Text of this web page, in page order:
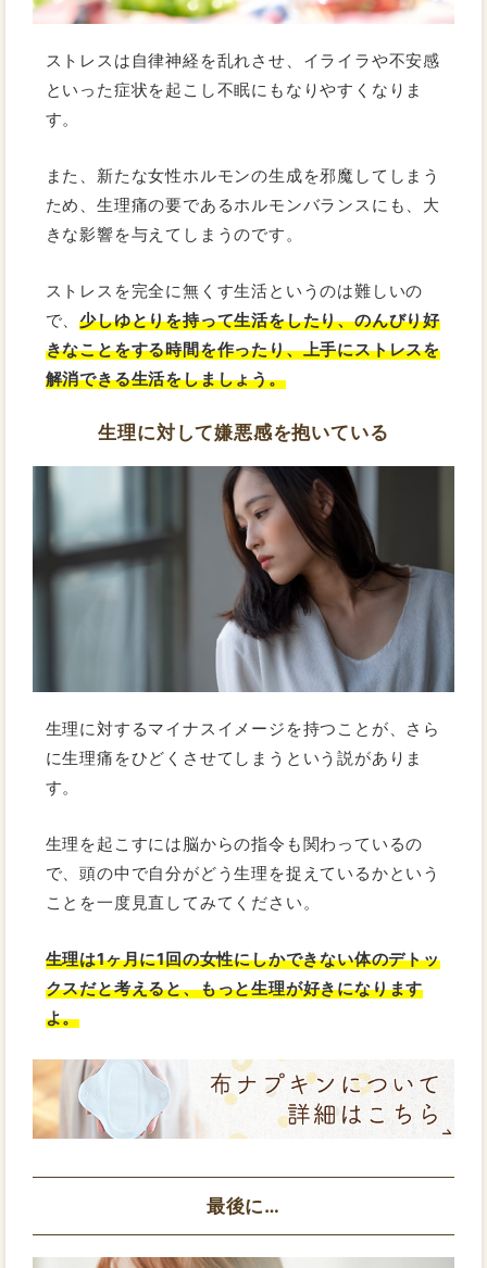
ストレスは自律神経を乱れさせ、イライラや不安感
といった症状を起こし不眠にもなりやすくなりま
す。
また、新たな女性ホルモンの生成を邪魔してしまう
ため、生理痛の要であるホルモンバランスにも、大
きな影響を与えてしまうのです。
ストレスを完全に無くす生活というのは難しいの
で、少しゆとりを持って生活をしたり、のんびり好
きなことをする時間を作ったり、上手にストレスを
解消できる生活をしましょう。
生理に対して嫌悪感を抱いている
生理に対するマイナスイメージを持つことが、さら
に生理痛をひどくさせてしまうという説がありま
す。
生理を起こすには脳からの指令も関わっているの
で、頭の中で自分がどう生理を捉えているかという
ことを一度見直してみてください。
生理は1ヶ月に1回の女性にしかできない体のデトッ
クスだと考えると、もっと生理が好きになります
よ。
最後に…